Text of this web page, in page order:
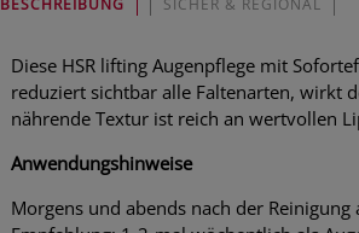
BESCHREIBUNG SICHER & REGIONAL
Diese HSR lifting Augenpflege mit
reduziert sichtbar alle Faltenarten, wirkt
nährende Textur ist reich an wertvollen
Anwendungshinweise
Morgens und abends nach der